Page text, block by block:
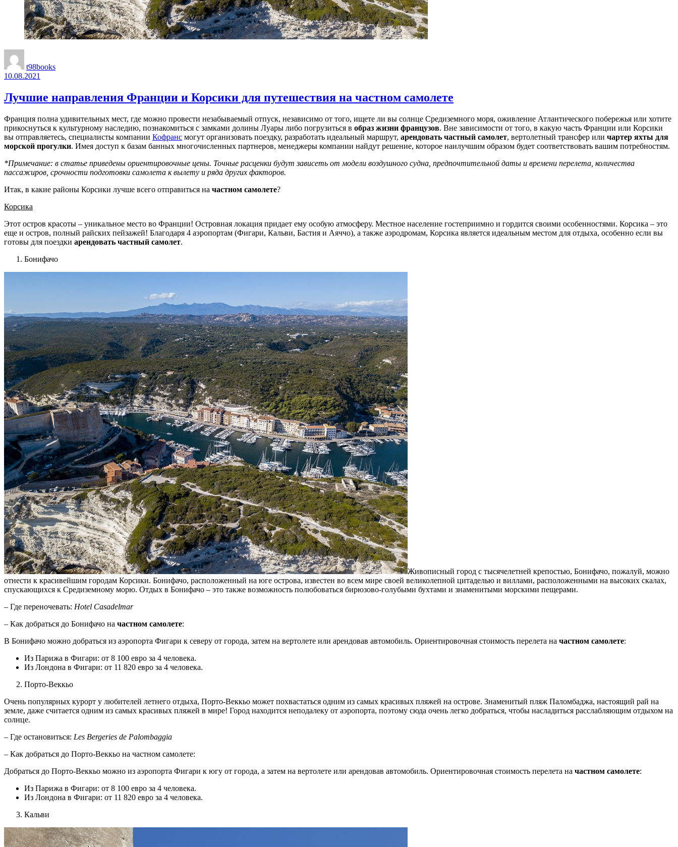
t98books
10.08.2021
Лучшие направления Франции и Корсики для путешествия на частном самолете
Франция полна удивительных мест, где можно провести незабываемый отпуск, независимо от того, ищете ли вы солнце Средиземного моря, оживление Атлантического побережья или хотите
прикоснуться к культурному наследию, познакомиться с замками долины Луары либо погрузиться в образ жизни французов. Вне зависимости от того, в какую часть Франции или Корсики
вы отправляетесь, специалисты компании Кофранс могут организовать поездку, разработать идеальный маршрут, арендовать частный самолет, вертолетный трансфер или чартер яхты для
морской прогулки. Имея доступ к базам банных многочисленных партнеров, менеджеры компании найдут решение, которое наилучшим образом будет соответствовать вашим потребностям.
*Примечание: в статье приведены ориентировочные цены. Точные расценки будут зависеть от модели воздушного судна, предпочтительной даты и времени перелета, количества
пассажиров, срочности подготовки самолета к вылету и ряда других факторов.
Итак, в какие районы Корсики лучше всего отправиться на частном самолете?
Корсика
Этот остров красоты – уникальное место во Франции! Островная локация придает ему особую атмосферу. Местное население гостеприимно и гордится своими особенностями. Корсика – это
еще и остров, полный райских пейзажей! Благодаря 4 аэропортам (Фигари, Кальви, Бастия и Аяччо), а также аэродромам, Корсика является идеальным местом для отдыха, особенно если вы
готовы для поездки арендовать частный самолет.
Бонифачо
Живописный город с тысячелетней крепостью, Бонифачо, пожалуй, можно
отнести к красивейшим городам Корсики. Бонифачо, расположенный на юге острова, известен во всем мире своей великолепной цитаделью и виллами, расположенными на высоких скалах,
спускающихся к Средиземному морю. Отдых в Бонифачо – это также возможность полюбоваться бирюзово-голубыми бухтами и знаменитыми морскими пещерами.
– Где переночевать: Hotel Casadelmar
– Как добраться до Бонифачо на частном самолете:
В Бонифачо можно добраться из аэропорта Фигари к северу от города, затем на вертолете или арендовав автомобиль. Ориентировочная стоимость перелета на частном самолете:
Из Парижа в Фигари: от 8 100 евро за 4 человека.
Из Лондона в Фигари: от 11 820 евро за 4 человека.
Порто-Веккьо
Очень популярных курорт у любителей летнего отдыха, Порто-Веккьо может похвастаться одним из самых красивых пляжей на острове. Знаменитый пляж Паломбаджа, настоящий рай на
земле, даже считается одним из самых красивых пляжей в мире! Город находится неподалеку от аэропорта, поэтому сюда очень легко добраться, чтобы насладиться расслабляющим отдыхом на
солнце.
– Где остановиться: Les Bergeries de Palombaggia
– Как добраться до Порто-Веккьо на частном самолете:
Добраться до Порто-Веккьо можно из аэропорта Фигари к югу от города, а затем на вертолете или арендовав автомобиль. Ориентировочная стоимость перелета на частном самолете:
Из Парижа в Фигари: от 8 100 евро за 4 человека.
Из Лондона в Фигари: от 11 820 евро за 4 человека.
Кальви